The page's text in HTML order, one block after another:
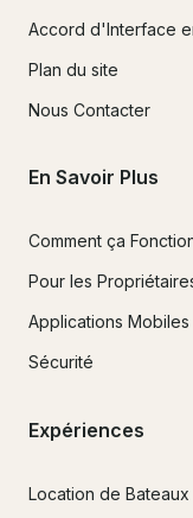
Accord d'Interface
Plan du site
Nous Contacter
En Savoir Plus
Comment ça
Pour les
Applications Mobiles
Sécurité
Expériences
Location de Bateaux